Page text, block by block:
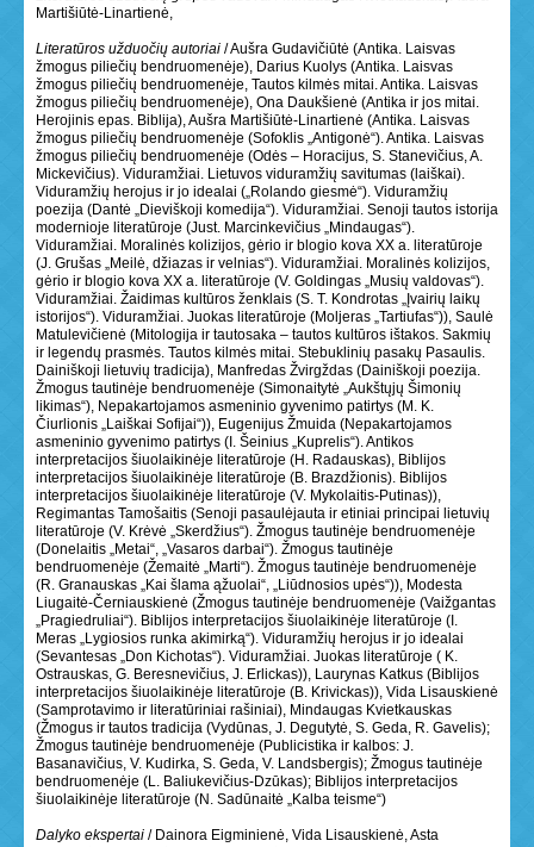
Martišiūtė-Linartienė,
Literatūros užduočių autoriai / Aušra Gudavičiūtė (Antika. Laisvas
žmogus piliečių bendruomenėje), Darius Kuolys (Antika. Laisvas
žmogus piliečių bendruomenėje, Tautos kilmės mitai. Antika. Laisvas
žmogus piliečių bendruomenėje), Ona Daukšienė (Antika ir jos mitai.
Herojinis epas. Biblija), Aušra Martišiūtė-Linartienė (Antika. Laisvas
žmogus piliečių bendruomenėje (Sofoklis „Antigonė“). Antika. Laisvas
žmogus piliečių bendruomenėje (Odės – Horacijus, S. Stanevičius, A.
Mickevičius). Viduramžiai. Lietuvos viduramžių savitumas (laiškai).
Viduramžių herojus ir jo idealai („Rolando giesmė“). Viduramžių
poezija (Dantė „Dieviškoji komedija“). Viduramžiai. Senoji tautos istorija
modernioje literatūroje (Just. Marcinkevičius „Mindaugas“).
Viduramžiai. Moralinės kolizijos, gėrio ir blogio kova XX a. literatūroje
(J. Grušas „Meilė, džiazas ir velnias“). Viduramžiai. Moralinės kolizijos,
gėrio ir blogio kova XX a. literatūroje (V. Goldingas „Musių valdovas“).
Viduramžiai. Žaidimas kultūros ženklais (S. T. Kondrotas „Įvairių laikų
istorijos“). Viduramžiai. Juokas literatūroje (Moljeras „Tartiufas“)), Saulė
Matulevičienė (Mitologija ir tautosaka – tautos kultūros ištakos. Sakmių
ir legendų prasmės. Tautos kilmės mitai. Stebuklinių pasakų Pasaulis.
Dainiškoji lietuvių tradicija), Manfredas Žvirgždas (Dainiškoji poezija.
Žmogus tautinėje bendruomenėje (Simonaitytė „Aukštųjų Šimonių
likimas“), Nepakartojamos asmeninio gyvenimo patirtys (M. K.
Čiurlionis „Laiškai Sofijai“)), Eugenijus Žmuida (Nepakartojamos
asmeninio gyvenimo patirtys (I. Šeinius „Kuprelis“). Antikos
interpretacijos šiuolaikinėje literatūroje (H. Radauskas), Biblijos
interpretacijos šiuolaikinėje literatūroje (B. Brazdžionis). Biblijos
interpretacijos šiuolaikinėje literatūroje (V. Mykolaitis-Putinas)),
Regimantas Tamošaitis (Senoji pasaulėjauta ir etiniai principai lietuvių
literatūroje (V. Krėvė „Skerdžius“). Žmogus tautinėje bendruomenėje
(Donelaitis „Metai“, „Vasaros darbai“). Žmogus tautinėje
bendruomenėje (Žemaitė „Marti“). Žmogus tautinėje bendruomenėje
(R. Granauskas „Kai šlama ąžuolai“, „Liūdnosios upės“)), Modesta
Liugaitė-Černiauskienė (Žmogus tautinėje bendruomenėje (Vaižgantas
„Pragiedruliai“). Biblijos interpretacijos šiuolaikinėje literatūroje (I.
Meras „Lygiosios runka akimirką“). Viduramžių herojus ir jo idealai
(Sevantesas „Don Kichotas“). Viduramžiai. Juokas literatūroje ( K.
Ostrauskas, G. Beresnevičius, J. Erlickas)), Laurynas Katkus (Biblijos
interpretacijos šiuolaikinėje literatūroje (B. Krivickas)), Vida Lisauskienė
(Samprotavimo ir literatūriniai rašiniai), Mindaugas Kvietkauskas
(Žmogus ir tautos tradicija (Vydūnas, J. Degutytė, S. Geda, R. Gavelis);
Žmogus tautinėje bendruomenėje (Publicistika ir kalbos: J.
Basanavičius, V. Kudirka, S. Geda, V. Landsbergis); Žmogus tautinėje
bendruomenėje (L. Baliukevičius-Dzūkas); Biblijos interpretacijos
šiuolaikinėje literatūroje (N. Sadūnaitė „Kalba teisme“)
Dalyko ekspertai / Dainora Eigminienė, Vida Lisauskienė, Asta